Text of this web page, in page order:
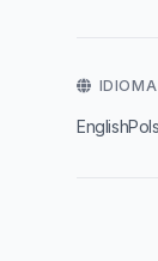
IDIOMA
English